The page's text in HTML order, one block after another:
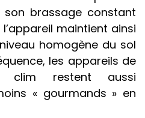
brassage constant
maintient ainsi
homogène du sol
les appareils de
restent aussi
« gourmands » en